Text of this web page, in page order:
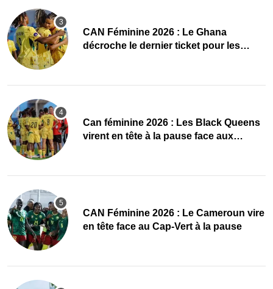
CAN Féminine 2026 : Le Ghana
décroche le dernier ticket pour les
‎Can féminine 2026 : Les Black Queens
virent en tête à la pause face aux
CAN Féminine 2026 : Le Cameroun vire
en tête face au Cap-Vert à la pause